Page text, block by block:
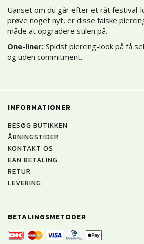
Uanset om du går efter et råt festival-
prøve noget nyt, er disse falske
måde at opgradere stilen på.
One-liner: Spidst piercing-look på få
og uden commitment.
INFORMATIONER
BESØG BUTIKKEN
ÅBNINGSTIDER
KONTAKT OS
EAN BETALING
RETUR
LEVERING
BETALINGSMETODER